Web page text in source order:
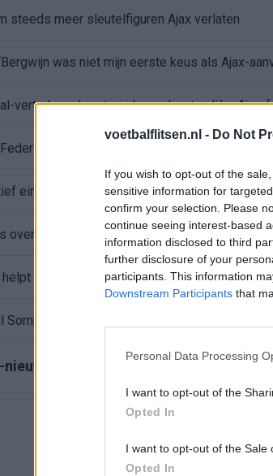
voetbalflitsen.nl - Do Not
If you wish to opt-out of the
sensitive information for
confirm your selection. Please
continue seeing interest-based
information disclosed to third
further disclosure of your
participants. This information
Downstream Participants that
Personal Data Processing
I want to opt-out of the
Opted In
I want to opt-out of the Sale
Opted In
steeds meer sleutelfiguren Ajax verlaten
was niet mijn eerste keus als Ajax-
vertrek markeert einde van bestuurlijke Ajax-
Viñas, de Uruguayaanse WK-spits op
einde verhaal voor Beuker bij Ajax’
over Weghorst? Ten Hag komt met duidelijk
Ajax aan topkeeper: ‘Akkoord over Ter
Sommer, maar Club Brugge mengt zich